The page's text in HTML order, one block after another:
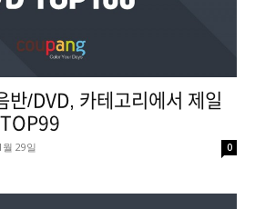
반/DVD, 카테고리에서 제일
29일 0